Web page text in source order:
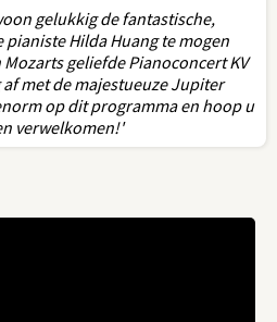
gelukkig de fantastische,
Hilda Huang te mogen
geliefde Pianoconcert KV
met de majestueuze Jupiter
op dit programma en hoop u
verwelkomen!'